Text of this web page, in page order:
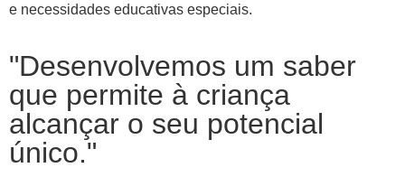
e necessidades educativas especiais.
"Desenvolvemos um saber
que permite à criança
alcançar o seu potencial
único."